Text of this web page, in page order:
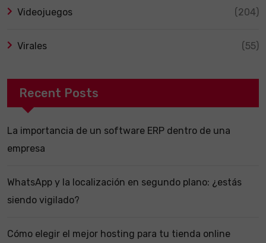
Videojuegos (204)
Virales (55)
Recent Posts
La importancia de un software ERP dentro de una
empresa
WhatsApp y la localización en segundo plano: ¿estás
siendo vigilado?
Cómo elegir el mejor hosting para tu tienda online